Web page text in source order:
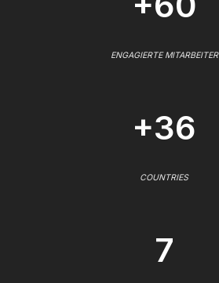
ENGAGIERTE MITARBEITER
+36
COUNTRIES
7